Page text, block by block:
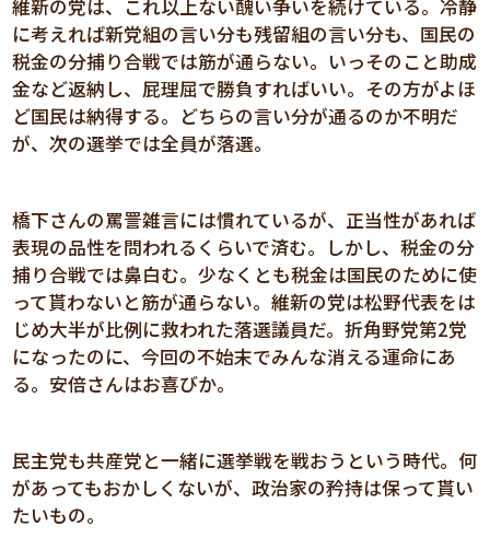
維新の党は、これ以上ない醜い争いを続けている。冷静
に考えれば新党組の言い分も残留組の言い分も、国民の
税金の分捕り合戦では筋が通らない。いっそのこと助成
金など返納し、屁理屈で勝負すればいい。その方がよほ
ど国民は納得する。どちらの言い分が通るのか不明だ
が、次の選挙では全員が落選。
橋下さんの罵詈雑言には慣れているが、正当性があれば
表現の品性を問われるくらいで済む。しかし、税金の分
捕り合戦では鼻白む。少なくとも税金は国民のために使
って貰わないと筋が通らない。維新の党は松野代表をは
じめ大半が比例に救われた落選議員だ。折角野党第2党
になったのに、今回の不始末でみんな消える運命にあ
る。安倍さんはお喜びか。
民主党も共産党と一緒に選挙戦を戦おうという時代。何
があってもおかしくないが、政治家の矜持は保って貰い
たいもの。